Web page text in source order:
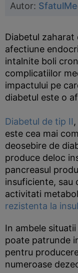
Autor:
Diabetul zaharat
afectiune
intalnite boli
complicatiilor
impactului pe
diabetul este o
Diabetul de tip II
este cea mai
deosebire de
produce deloc
pancreasul
insuficiente, sau
activitati
rezistenta la
In ambele
poate patrunde
pentru
numeroase